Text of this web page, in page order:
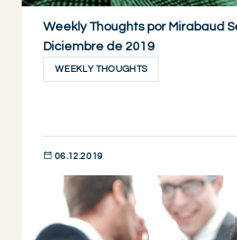
Weekly Thoughts por Mirabaud
Diciembre de 2019
WEEKLY THOUGHTS
06.12.2019
DESCUBRIR AHORA